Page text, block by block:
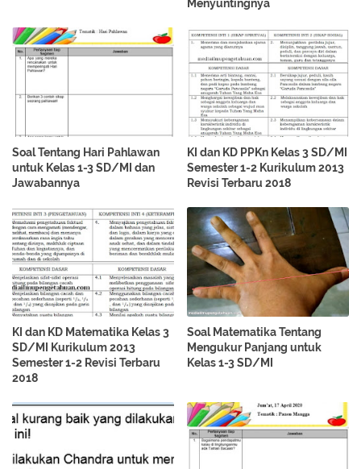
Menyuntingnya
Soal Tentang Hari Pahlawan
untuk Kelas 1-3 SD/MI dan
Jawabannya
KI dan KD PPKn Kelas 3 SD/MI
Semester 1-2 Kurikulum 2013
Revisi Terbaru 2018
KI dan KD Matematika Kelas 3
SD/MI Kurikulum 2013
Semester 1-2 Revisi Terbaru
2018
Soal Matematika Tentang
Mengukur Panjang untuk
Kelas 1-3 SD/MI